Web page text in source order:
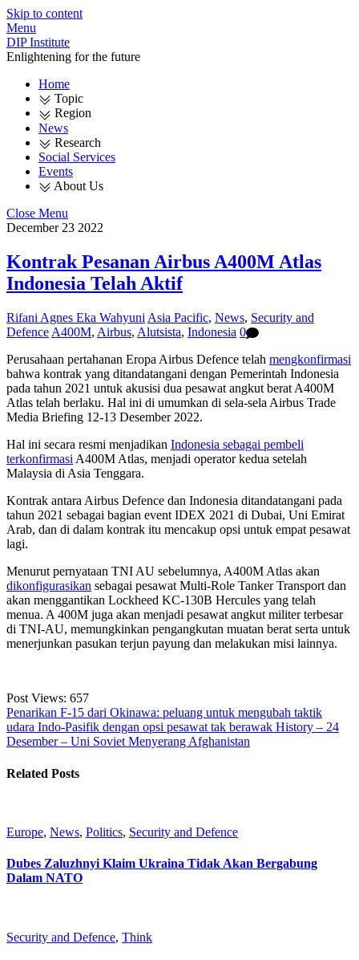
Skip to content
Menu
DIP Institute
Enlightening for the future
Home
Topic
Region
News
Research
Social Services
Events
About Us
Close Menu
December 23 2022
Kontrak Pesanan Airbus A400M Atlas
Indonesia Telah Aktif
Rifani Agnes Eka Wahyuni Asia Pacific, News, Security and
Defence A400M, Airbus, Alutsista, Indonesia 0
Perusahaan pertahanan Eropa Airbus Defence telah mengkonfirmasi
bahwa kontrak yang ditandatangani dengan Pemerintah Indonesia
pada tahun 2021 untuk akusisi dua pesawat angkut berat A400M
Atlas telah berlaku. Hal ini di umumkan di sela-sela Airbus Trade
Media Briefing 12-13 Desember 2022.
Hal ini secara resmi menjadikan Indonesia sebagai pembeli
terkonfirmasiA400M Atlas, menjadi operator kedua setelah
Malaysia di Asia Tenggara.
Kontrak antara Airbus Defence dan Indonesia ditandatangani pada
tahun 2021 sebagai bagian event IDEX 2021 di Dubai, Uni Emirat
Arab, dan di dalam kontrak itu mencakup opsi untuk empat pesawat
lagi.
Menurut pernyataan TNI AU sebelumnya, A400M Atlas akan
dikonfigurasikan sebagai pesawat Multi-Role Tanker Transport dan
akan menggantikan Lockheed KC-130B Hercules yang telah
menua. A 400M juga akan menjadi pesawat angkut militer terbesar
di TNI-AU, memungkinkan pengangkutan muatan berat serta untuk
menerjunkan pasukan terjun payung dan melakukan misi lainnya.
Post Views: 657
Penarikan F-15 dari Okinawa: peluang untuk mengubah taktik
udara Indo-Pasifik dengan opsi pesawat tak berawak History – 24
Desember – Uni Soviet Menyerang Afghanistan
Related Posts
Europe, News, Politics, Security and Defence
Dubes Zaluzhnyi Klaim Ukraina Tidak Akan Bergabung
Dalam NATO
Security and Defence, Think